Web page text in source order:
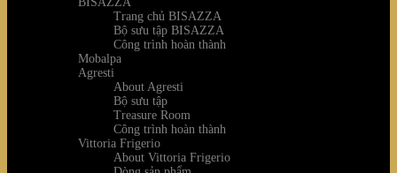
Trang chủ BISAZZA
Bộ sưu tập BISAZZA
Công trình hoàn thành
Mobalpa
Agresti
About Agresti
Bộ sưu tập
Treasure Room
Công trình hoàn thành
Vittoria Frigerio
About Vittoria Frigerio